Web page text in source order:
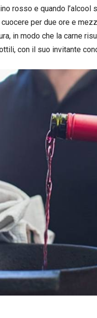
rosso e quando l’alcool
per due ore e
in modo che la carne
con il suo invitante